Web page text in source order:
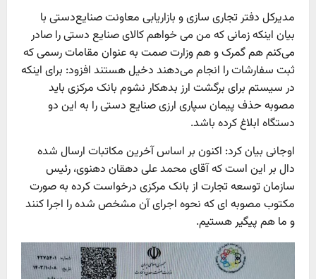
مدیرکل دفتر تجاری سازی و بازاریابی معاونت صنایع‌دستی با
بیان اینکه زمانی که من می خواهم کالای صنایع دستی را صادر
می‌کنم هم گمرک و هم وزارت صمت به عنوان مقامات رسمی که
ثبت سفارشات را انجام می‌دهند دخیل هستند افزود: برای اینکه
در سیستم برای برگشت ارز بدهکار نشوم بانک مرکزی باید
مصوبه حذف پیمان سپاری ارزی صنایع دستی را به این دو
دستگاه ابلاغ کرده باشد.
اوجانی بیان کرد: اکنون بر اساس آخرین مکاتبات ارسال شده
دال بر این است که آقای محمد علی دهقان دهنوی، رئیس
سازمان توسعه تجارت از بانک مرکزی درخواست کرده به صورت
مکتوب مصوبه ‌ای که نحوه اجرای آن مشخص شده را اجرا کنند
و ما هم پیگیر هستیم.